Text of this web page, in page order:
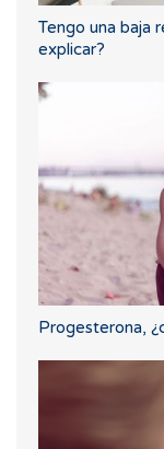
Tengo una baja
explicar?
Progesterona,